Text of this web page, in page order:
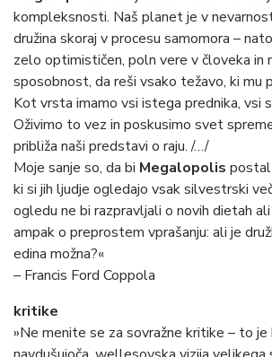
kompleksnosti. Naš planet je v
družina skoraj v procesu samomora –
zelo optimističen, poln vere v človeka in
sposobnost, da reši vsako težavo, ki mu
Kot vrsta imamo vsi istega prednika, vsi
Oživimo to vez in poskusimo svet
približa naši predstavi o raju. /…/
Moje sanje so, da bi Megalopolis
ki si jih ljudje ogledajo vsak silvestrski
ogledu ne bi razpravljali o novih dietah ali
ampak o preprostem vprašanju: ali je
edina možna?«
– Francis Ford Coppola
kritike
»Ne menite se za sovražne kritike – to